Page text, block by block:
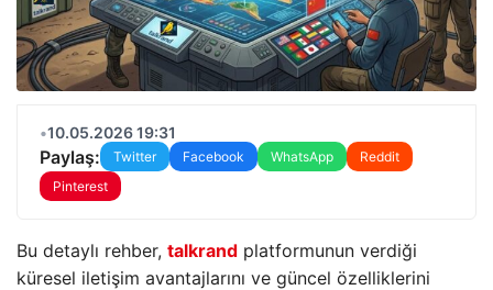
•10.05.2026 19:31
Paylaş: Twitter Facebook WhatsApp
Reddit
Pinterest
Bu detaylı rehber, talkrand platformunun verdiği
küresel iletişim avantajlarını ve güncel özelliklerini